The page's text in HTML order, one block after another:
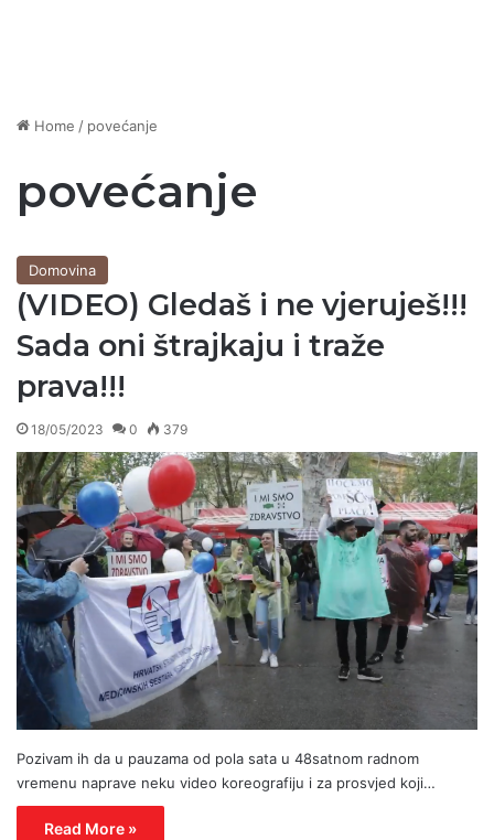
Home / povećanje
povećanje
Domovina
(VIDEO) Gledaš i ne vjeruješ!!!
Sada oni štrajkaju i traže
prava!!!
18/05/2023 0 379
Pozivam ih da u pauzama od pola sata u 48satnom radnom
vremenu naprave neku video koreografiju i za prosvjed koji…
Read More »